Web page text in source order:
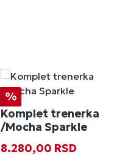
Popust
%
Komplet trenerka
/Mocha Sparkle
Prodajna cena:
8.280,00 RSD